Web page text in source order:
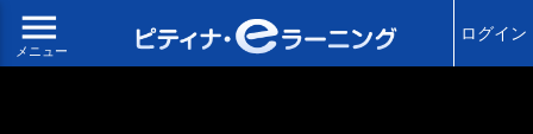
menu
メニュー
ログイン